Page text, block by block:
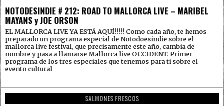
NOTODESINDIE # 212: ROAD TO MALLORCA LIVE – MARIBEL
MAYANS y JOE ORSON
EL MALLORCA LIVE YA ESTÁ AQUÍ!!!!! Como cada año, te hemos
preparado un programa especial de Notodoesindie sobre el
mallorca live festival, que precisamente este año, cambia de
nombre y pasa a llamarse Mallorca live OCCIDENT. Primer
programa de los tres especiales que tenemos para ti sobre el
evento cultural
SALMONES FRESCOS